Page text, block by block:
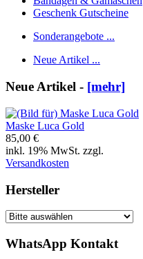
Geschenk Gutscheine
Sonderangebote ...
Neue Artikel ...
Neue Artikel - [mehr]
Maske Luca Gold
85,00 €
inkl. 19% MwSt. zzgl.
Versandkosten
Hersteller
WhatsApp Kontakt